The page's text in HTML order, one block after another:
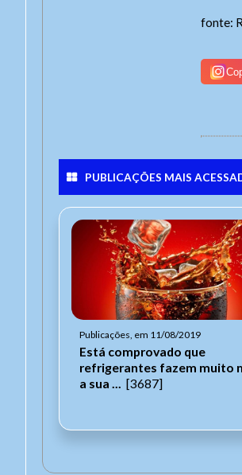
fonte:
PUBLICAÇÕES MAIS
Publicações, em 11/08/2019
Está comprovado que
refrigerantes fazem muito
a sua ... [3687]